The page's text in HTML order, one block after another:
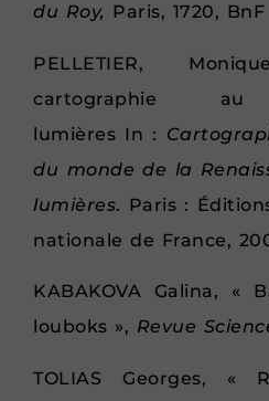
du Roy, Paris, 1720, BnF
PELLETIER,
cartographie
lumières In :
du monde de la
lumières. Paris :
nationale de France,
KABAKOVA Galina, «
louboks », Revue
TOLIAS Georges, «